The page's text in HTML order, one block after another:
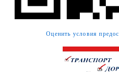
Оценить условия